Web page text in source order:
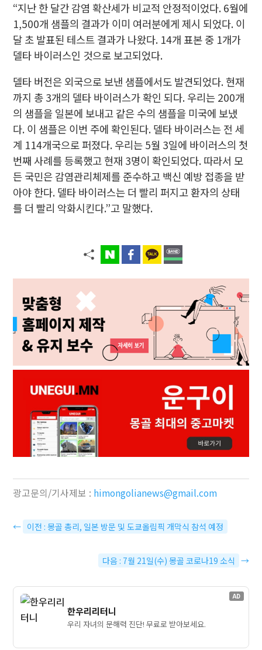
“지난 한 달간 감염 확산세가 비교적 안정적이었다. 6월에
1,500개 샘플의 결과가 이미 여러분에게 제시 되었다. 이
달 초 발표된 테스트 결과가 나왔다. 14개 표본 중 1개가
델타 바이러스인 것으로 보고되었다.
델타 버전은 외국으로 보낸 샘플에서도 발견되었다. 현재
까지 총 3개의 델타 바이러스가 확인 되다. 우리는 200개
의 샘플을 일본에 보내고 같은 수의 샘플을 미국에 보냈
다. 이 샘플은 이번 주에 확인된다. 델타 바이러스는 전 세
계 114개국으로 퍼졌다. 우리는 5월 3일에 바이러스의 첫
번째 사례를 등록했고 현재 3명이 확인되었다. 따라서 모
든 국민은 감염관리체제를 준수하고 백신 예방 접종을 받
아야 한다. 델타 바이러스는 더 빨리 퍼지고 환자의 상태
를 더 빨리 악화시킨다.”고 말했다.
광고문의/기사제보 : himongolianews@gmail.com
← 이전 : 몽골 총리, 일본 방문 및 도쿄올림픽 개막식 참석 예정
다음 : 7월 21일(수) 몽골 코로나19 소식 →
AD
한우리리터니
우리 자녀의 문해력 진단! 무료로 받아보세요.